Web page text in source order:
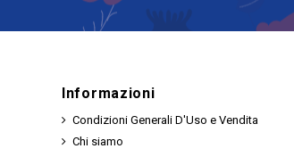
Informazioni
Condizioni Generali D'Uso e Vendita
Chi siamo